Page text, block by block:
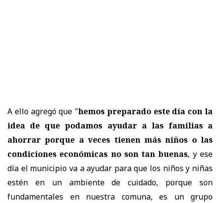
A ello agregó que "hemos preparado este día con la
idea de que podamos ayudar a las familias a
ahorrar porque a veces tienen más niños o las
condiciones económicas no son tan buenas, y ese
día el municipio va a ayudar para que los niños y niñas
estén en un ambiente de cuidado, porque son
fundamentales en nuestra comuna, es un grupo